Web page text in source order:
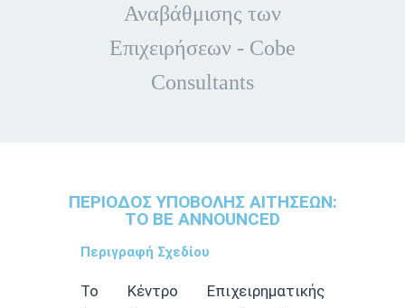
WHY CHOOSE US
PORTFOLIO
Αναβάθμισης των
Επιχειρήσεων - Cobe
Consultants
ΠΕΡΙΟΔΟΣ ΥΠΟΒΟΛΗΣ ΑΙΤΗΣΕΩΝ:
TO BE ANNOUNCED
Περιγραφή Σχεδίου
Το Κέντρο Επιχειρηματικής